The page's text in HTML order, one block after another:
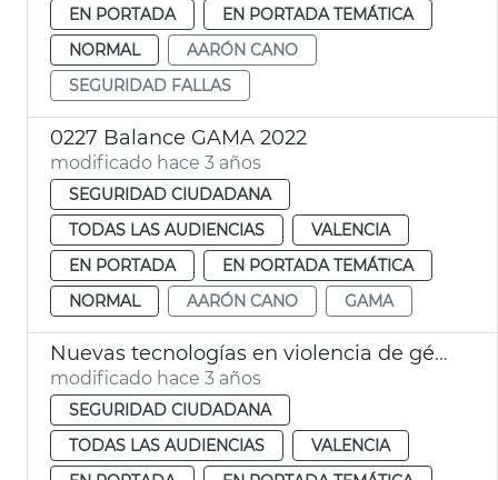
EN PORTADA
EN PORTADA TEMÁTICA
NORMAL
AARÓN CANO
SEGURIDAD FALLAS
0227 Balance GAMA 2022
modificado hace 3 años
SEGURIDAD CIUDADANA
TODAS LAS AUDIENCIAS
VALENCIA
EN PORTADA
EN PORTADA TEMÁTICA
NORMAL
AARÓN CANO GAMA
Nuevas tecnologías en violencia de género
modificado hace 3 años
SEGURIDAD CIUDADANA
TODAS LAS AUDIENCIAS
VALENCIA